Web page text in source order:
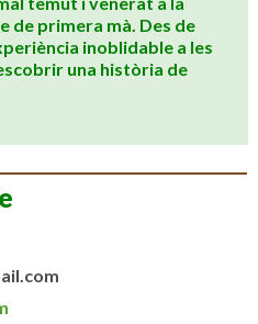
de primera mà. Des de
inoblidable a les
una història de